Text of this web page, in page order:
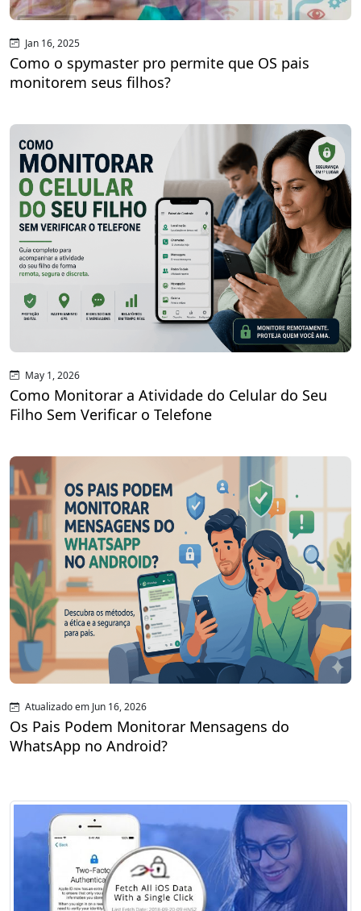
Jan 16, 2025
Como o spymaster pro permite que OS pais
monitorem seus filhos?
May 1, 2026
Como Monitorar a Atividade do Celular do Seu
Filho Sem Verificar o Telefone
Atualizado em Jun 16, 2026
Os Pais Podem Monitorar Mensagens do
WhatsApp no Android?